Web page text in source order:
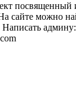
посвященный
сайте можно
админу: